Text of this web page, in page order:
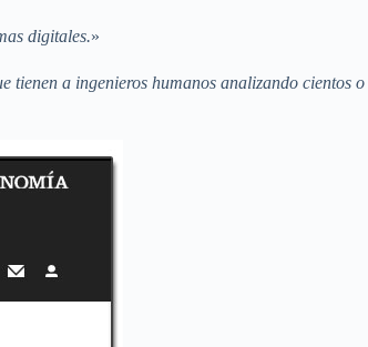
digitales.»
tienen a ingenieros humanos analizando cientos o